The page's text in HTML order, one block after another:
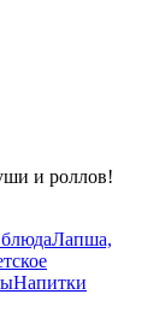
и роллов!
Лапша,
Напитки